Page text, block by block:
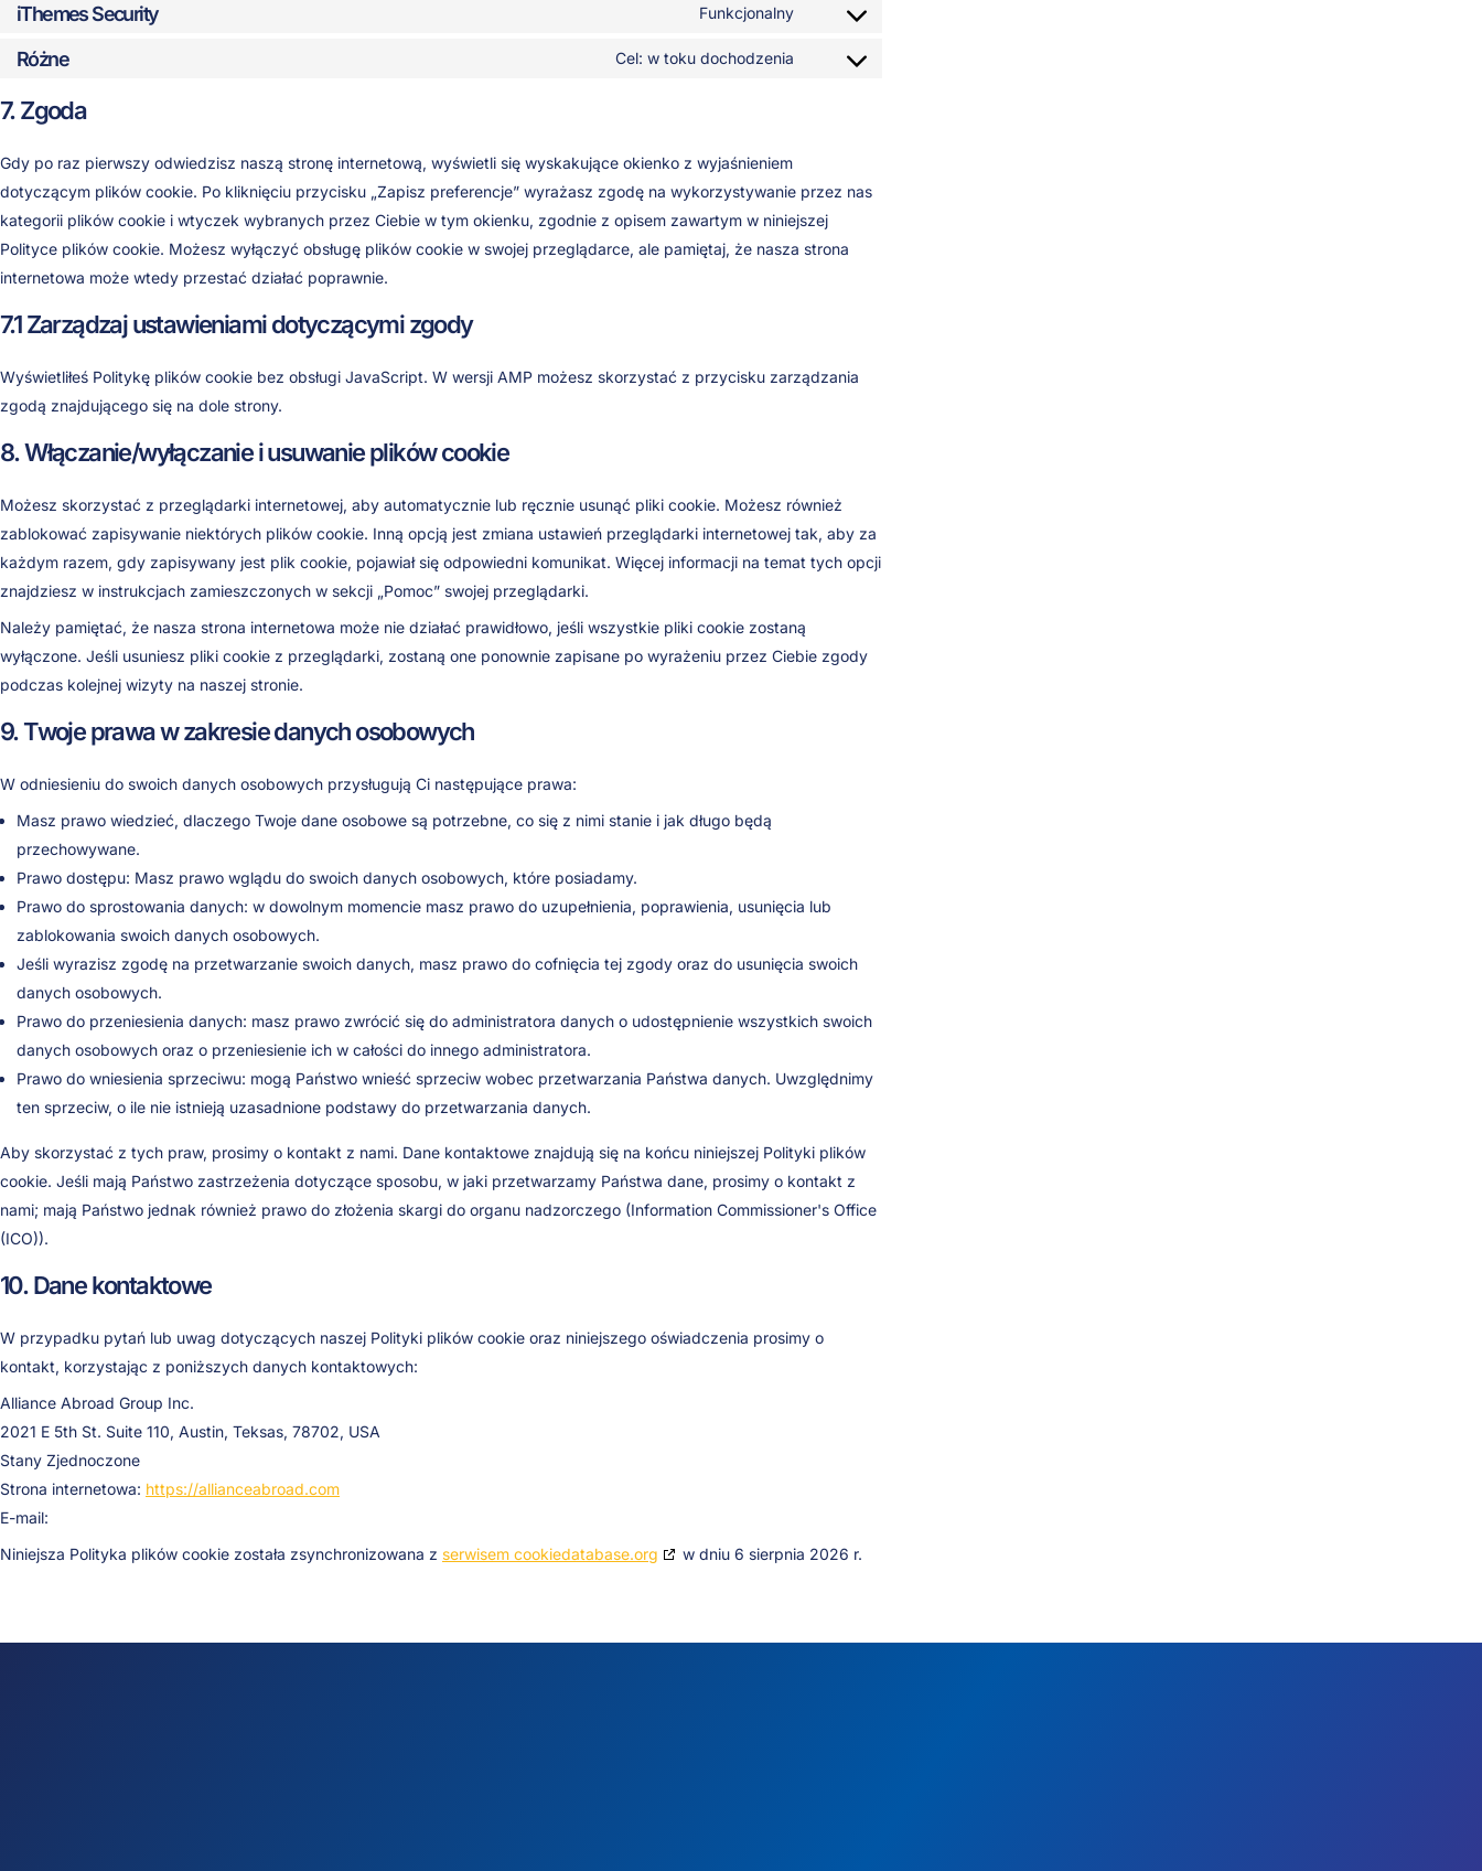
iThemes Security Funkcjonalny
Różne Cel: w toku dochodzenia
7. Zgoda
Gdy po raz pierwszy odwiedzisz naszą stronę internetową, wyświetli się wyskakujące okienko z wyjaśnieniem
dotyczącym plików cookie. Po kliknięciu przycisku „Zapisz preferencje” wyrażasz zgodę na wykorzystywanie przez nas
kategorii plików cookie i wtyczek wybranych przez Ciebie w tym okienku, zgodnie z opisem zawartym w niniejszej
Polityce plików cookie. Możesz wyłączyć obsługę plików cookie w swojej przeglądarce, ale pamiętaj, że nasza strona
internetowa może wtedy przestać działać poprawnie.
7.1 Zarządzaj ustawieniami dotyczącymi zgody
Wyświetliłeś Politykę plików cookie bez obsługi JavaScript. W wersji AMP możesz skorzystać z przycisku zarządzania
zgodą znajdującego się na dole strony.
8. Włączanie/wyłączanie i usuwanie plików cookie
Możesz skorzystać z przeglądarki internetowej, aby automatycznie lub ręcznie usunąć pliki cookie. Możesz również
zablokować zapisywanie niektórych plików cookie. Inną opcją jest zmiana ustawień przeglądarki internetowej tak, aby za
każdym razem, gdy zapisywany jest plik cookie, pojawiał się odpowiedni komunikat. Więcej informacji na temat tych opcji
znajdziesz w instrukcjach zamieszczonych w sekcji „Pomoc” swojej przeglądarki.
Należy pamiętać, że nasza strona internetowa może nie działać prawidłowo, jeśli wszystkie pliki cookie zostaną
wyłączone. Jeśli usuniesz pliki cookie z przeglądarki, zostaną one ponownie zapisane po wyrażeniu przez Ciebie zgody
podczas kolejnej wizyty na naszej stronie.
9. Twoje prawa w zakresie danych osobowych
W odniesieniu do swoich danych osobowych przysługują Ci następujące prawa:
Masz prawo wiedzieć, dlaczego Twoje dane osobowe są potrzebne, co się z nimi stanie i jak długo będą
przechowywane.
Prawo dostępu: Masz prawo wglądu do swoich danych osobowych, które posiadamy.
Prawo do sprostowania danych: w dowolnym momencie masz prawo do uzupełnienia, poprawienia, usunięcia lub
zablokowania swoich danych osobowych.
Jeśli wyrazisz zgodę na przetwarzanie swoich danych, masz prawo do cofnięcia tej zgody oraz do usunięcia swoich
danych osobowych.
Prawo do przeniesienia danych: masz prawo zwrócić się do administratora danych o udostępnienie wszystkich swoich
danych osobowych oraz o przeniesienie ich w całości do innego administratora.
Prawo do wniesienia sprzeciwu: mogą Państwo wnieść sprzeciw wobec przetwarzania Państwa danych. Uwzględnimy
ten sprzeciw, o ile nie istnieją uzasadnione podstawy do przetwarzania danych.
Aby skorzystać z tych praw, prosimy o kontakt z nami. Dane kontaktowe znajdują się na końcu niniejszej Polityki plików
cookie. Jeśli mają Państwo zastrzeżenia dotyczące sposobu, w jaki przetwarzamy Państwa dane, prosimy o kontakt z
nami; mają Państwo jednak również prawo do złożenia skargi do organu nadzorczego (Information Commissioner's Office
(ICO)).
10. Dane kontaktowe
W przypadku pytań lub uwag dotyczących naszej Polityki plików cookie oraz niniejszego oświadczenia prosimy o
kontakt, korzystając z poniższych danych kontaktowych:
Alliance Abroad Group Inc.
2021 E 5th St. Suite 110, Austin, Teksas, 78702, USA
Stany Zjednoczone
Strona internetowa: https://allianceabroad.com
E-mail:
Niniejsza Polityka plików cookie została zsynchronizowana z serwisem cookiedatabase.org w dniu 6 sierpnia 2026 r.